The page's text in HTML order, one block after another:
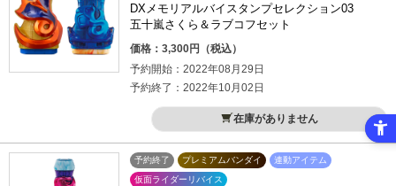
DXメモリアルバイスタンプセレクション03
五十嵐さくら＆ラブコフセット
価格：3,300円（税込）
予約開始：2022年08月29日
予約終了：2022年10月02日
在庫がありません
予約終了 プレミアムバンダイ
連動アイテム
仮面ライダーリバイス